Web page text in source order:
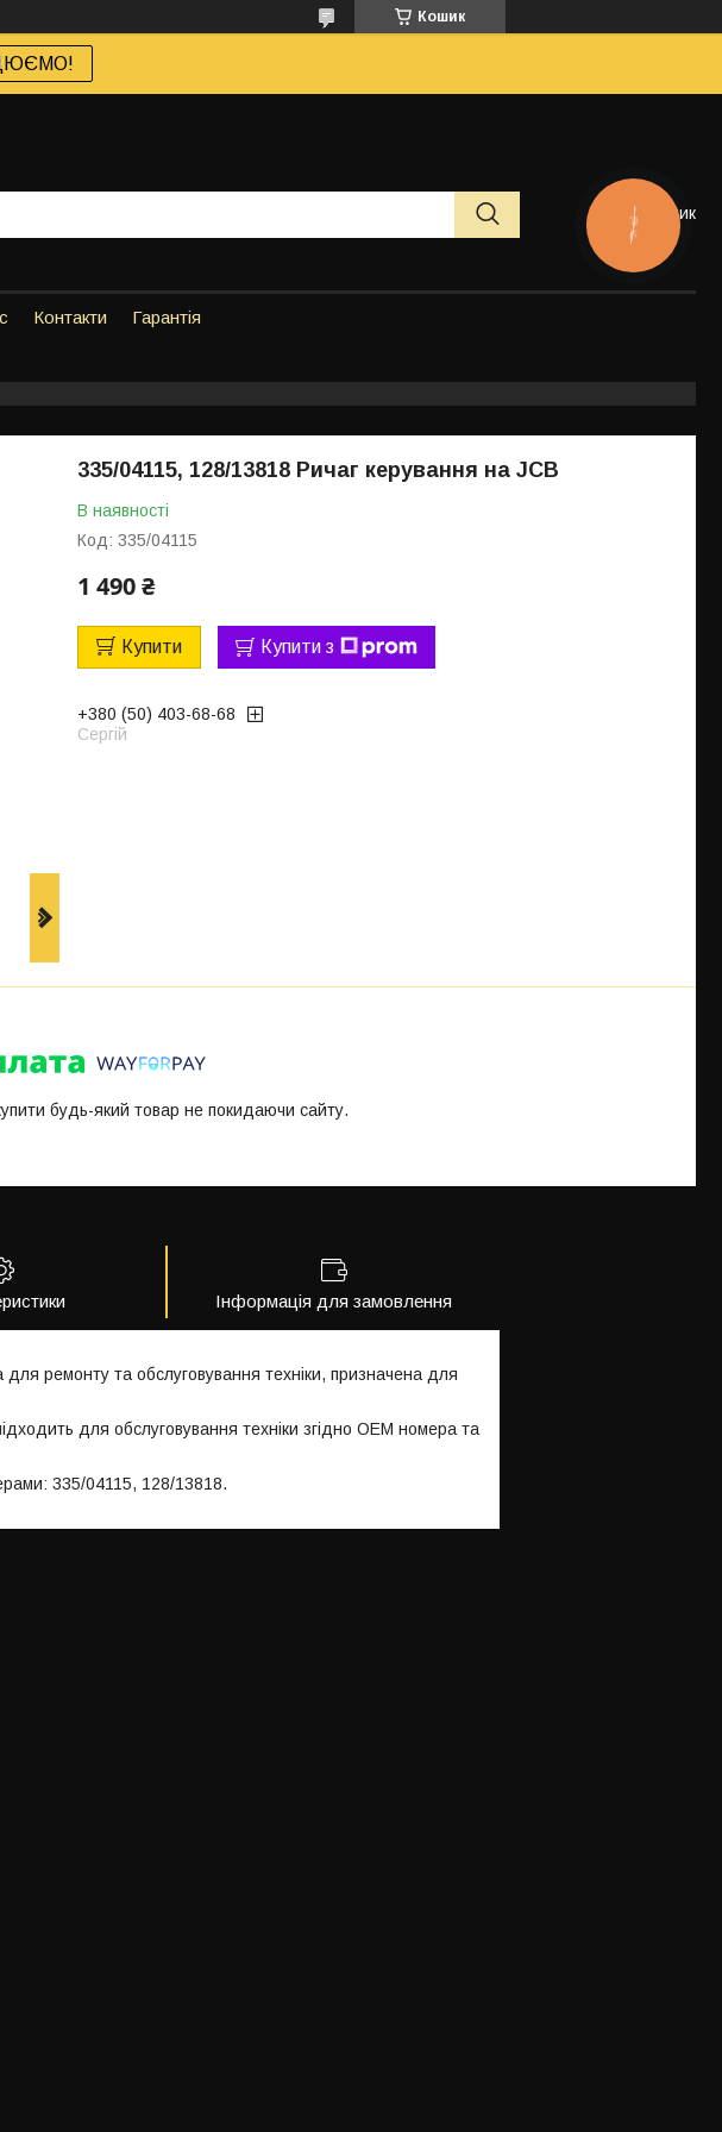
Кошик
Кошик
Контакти Гарантія
335/04115, 128/13818 Ричаг керування на JCB
В наявності
Код: 335/04115
1 490 ₴
Купити Купити з
+380 (50) 403-68-68
Сергій
будь-який товар не покидаючи сайту.
Інформація для замовлення
ремонту та обслуговування техніки, призначена для
для обслуговування техніки згідно OEM номера та
335/04115, 128/13818.
КНОПКА
ЗВ'ЯЗКУ